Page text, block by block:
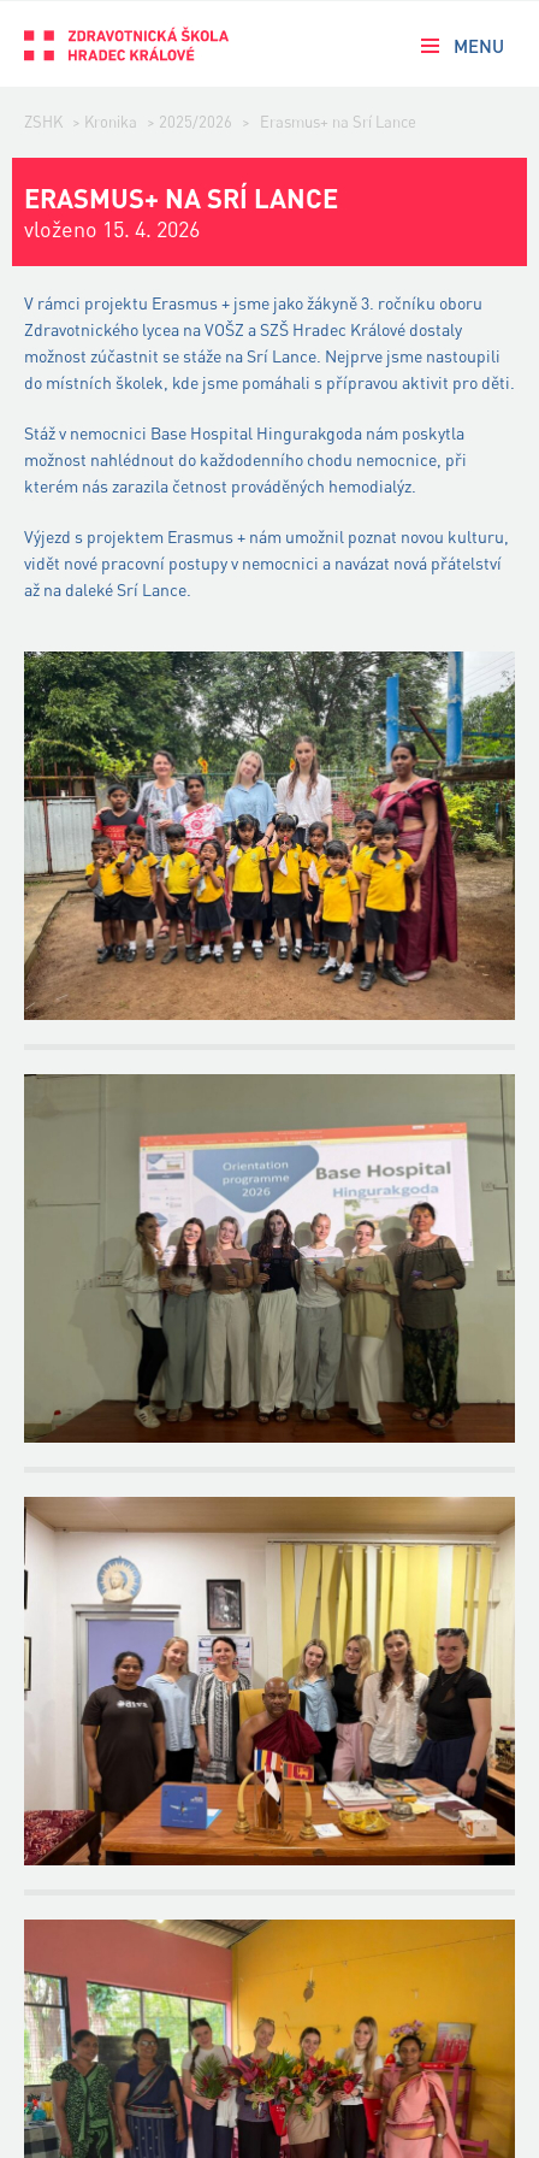
MENU
ZSHK > Kronika > 2025/2026 > Erasmus+ na Srí Lance
ERASMUS+ NA SRÍ LANCE
vloženo 15. 4. 2026
V rámci projektu Erasmus + jsme jako žákyně 3. ročníku oboru
Zdravotnického lycea na VOŠZ a SZŠ Hradec Králové dostaly
možnost zúčastnit se stáže na Srí Lance. Nejprve jsme nastoupili
do místních školek, kde jsme pomáhali s přípravou aktivit pro děti.
Stáž v nemocnici Base Hospital Hingurakgoda nám poskytla
možnost nahlédnout do každodenního chodu nemocnice, při
kterém nás zarazila četnost prováděných hemodialýz.
Výjezd s projektem Erasmus + nám umožnil poznat novou kulturu,
vidět nové pracovní postupy v nemocnici a navázat nová přátelství
až na daleké Srí Lance.